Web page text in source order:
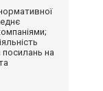
посилань на